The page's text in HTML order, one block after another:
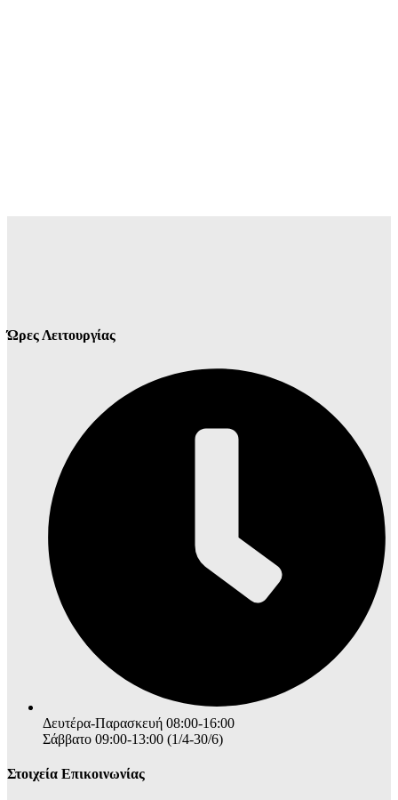
Ώρες Λειτουργίας
Δευτέρα-Παρασκευή 08:00-16:00
Σάββατο 09:00-13:00 (1/4-30/6)
Στοιχεία Επικοινωνίας